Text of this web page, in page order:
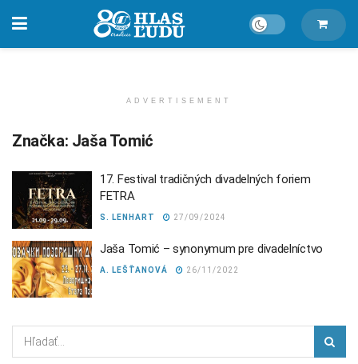
ADVERTISEMENT
Značka: Jaša Tomić
17. Festival tradičných divadelných foriem
FETRA
S. LENHART 27/09/2024
Jaša Tomić – synonymum pre divadelníctvo
A. LEŠŤANOVÁ 26/11/2022